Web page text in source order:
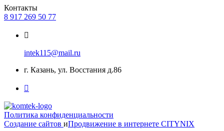
Контакты
8 917 269 50 77
intek115@mail.ru
г. Казань, ул. Восстания д.86
Политика конфиденциальности
Создание сайтов иПродвижение в интернете CITYNIX